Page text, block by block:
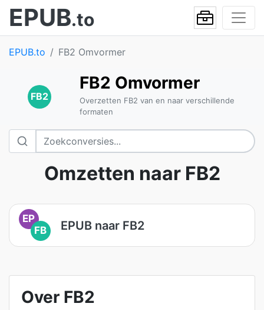
EPUB.to
EPUB.to FB2 Omvormer
FB2
FB2 Omvormer
Overzetten FB2 van en naar verschillende
formaten
Omzetten naar FB2
EP
FB
EPUB naar FB2
Over FB2